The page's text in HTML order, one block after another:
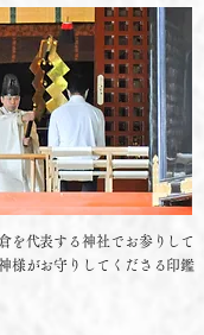
を代表する神社でお参りして
様がお守りしてくださる印鑑